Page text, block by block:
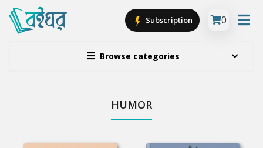
Browse categories
Subscription 0
HUMOR